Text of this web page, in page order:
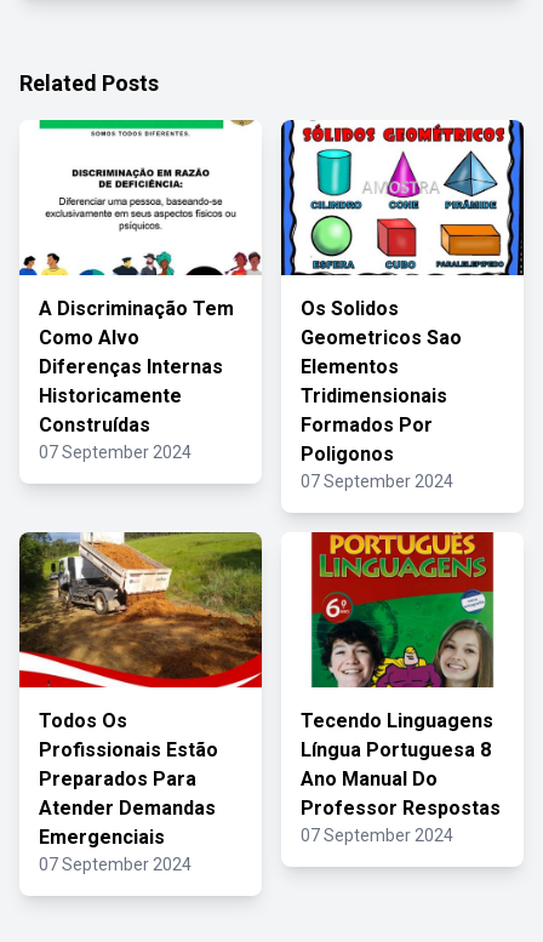
Related Posts
A Discriminação Tem
Como Alvo
Diferenças Internas
Historicamente
Construídas
07 September 2024
Os Solidos
Geometricos Sao
Elementos
Tridimensionais
Formados Por
Poligonos
07 September 2024
Todos Os
Profissionais Estão
Preparados Para
Atender Demandas
Emergenciais
07 September 2024
Tecendo Linguagens
Língua Portuguesa 8
Ano Manual Do
Professor Respostas
07 September 2024